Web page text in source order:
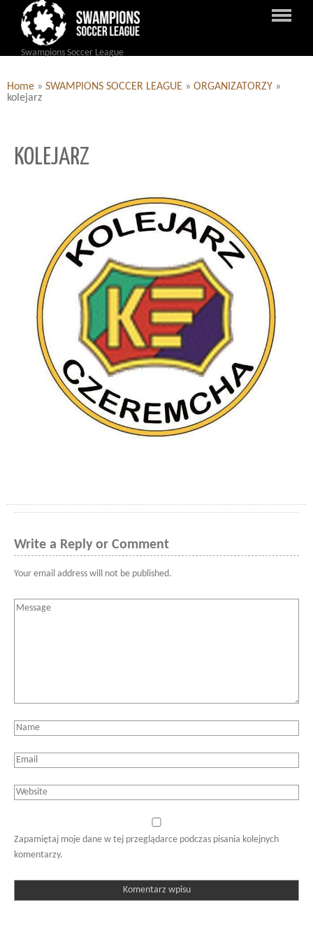
Swampions Soccer League
Home » SWAMPIONS SOCCER LEAGUE » ORGANIZATORZY »
kolejarz
KOLEJARZ
Write a Reply or Comment
Your email address will not be published.
Zapamiętaj moje dane w tej przeglądarce podczas pisania kolejnych
komentarzy.